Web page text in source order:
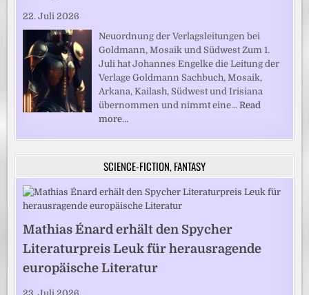
22. Juli 2026
Neuordnung der Verlagsleitungen bei
Goldmann, Mosaik und Südwest Zum 1.
Juli hat Johannes Engelke die Leitung der
Verlage Goldmann Sachbuch, Mosaik,
Arkana, Kailash, Südwest und Irisiana
übernommen und nimmt eine…Read
more…
SCIENCE-FICTION, FANTASY
Mathias Énard erhält den Spycher
Literaturpreis Leuk für herausragende
europäische Literatur